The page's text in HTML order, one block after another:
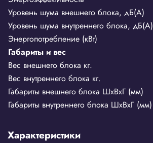
Уровень шума внешнего блока, дБ(А)
Уровень шума внутреннего блока, дБ(А)
Энергопотребление (кВт)
Габариты и вес
Вес внешнего блока кг.
Вес внутреннего блока кг.
Габариты внешнего блока ШхВхГ (мм)
Габариты внутреннего блока ШхВхГ (мм)
Характеристики